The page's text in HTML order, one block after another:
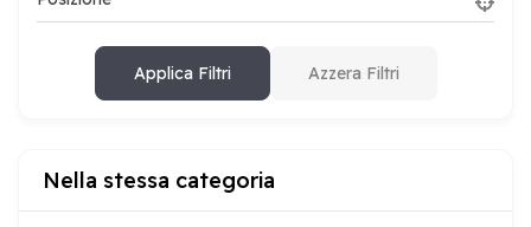
Applica Filtri Azzera Filtri
Nella stessa categoria